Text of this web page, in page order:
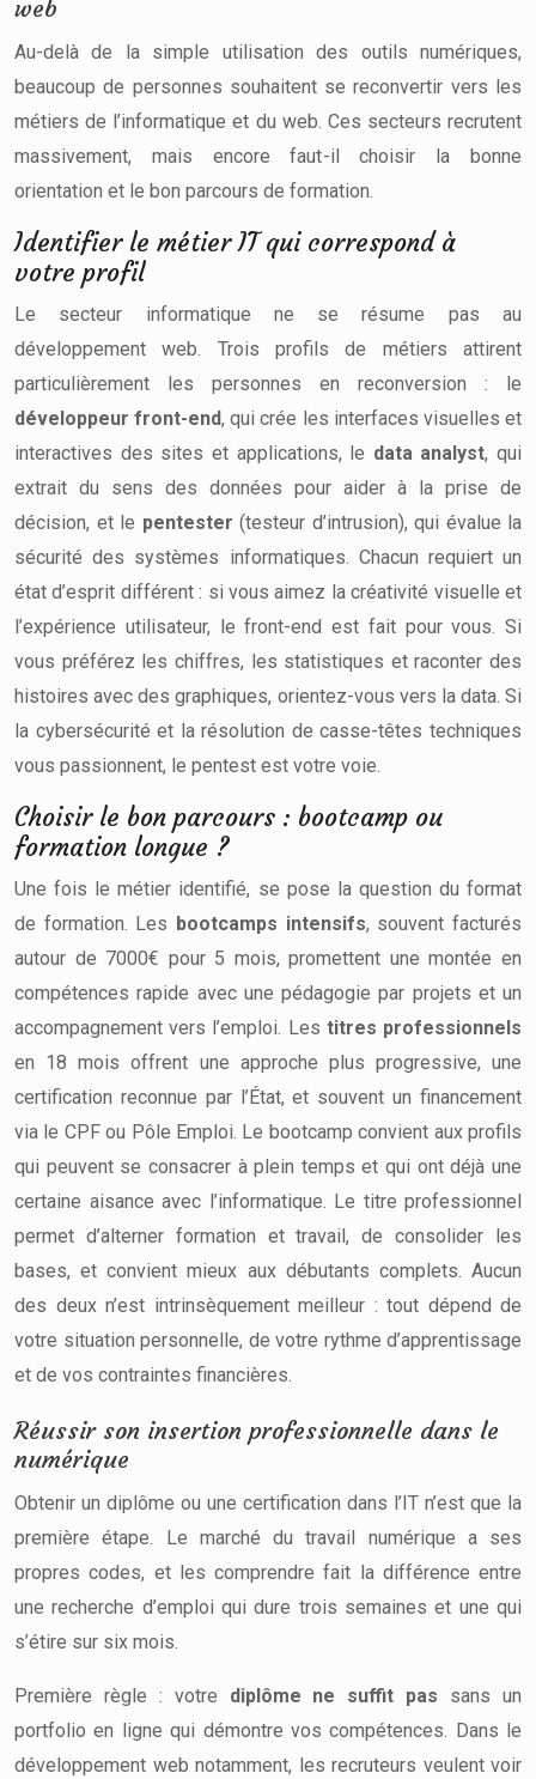
web
Au-delà de la simple utilisation des outils numériques,
beaucoup de personnes souhaitent se reconvertir vers les
métiers de l’informatique et du web. Ces secteurs recrutent
massivement, mais encore faut-il choisir la bonne
orientation et le bon parcours de formation.
Identifier le métier IT qui correspond à
votre profil
Le secteur informatique ne se résume pas au
développement web. Trois profils de métiers attirent
particulièrement les personnes en reconversion : le
développeur front-end, qui crée les interfaces visuelles et
interactives des sites et applications, le data analyst, qui
extrait du sens des données pour aider à la prise de
décision, et le pentester (testeur d’intrusion), qui évalue la
sécurité des systèmes informatiques. Chacun requiert un
état d’esprit différent : si vous aimez la créativité visuelle et
l’expérience utilisateur, le front-end est fait pour vous. Si
vous préférez les chiffres, les statistiques et raconter des
histoires avec des graphiques, orientez-vous vers la data. Si
la cybersécurité et la résolution de casse-têtes techniques
vous passionnent, le pentest est votre voie.
Choisir le bon parcours : bootcamp ou
formation longue ?
Une fois le métier identifié, se pose la question du format
de formation. Les bootcamps intensifs, souvent facturés
autour de 7000€ pour 5 mois, promettent une montée en
compétences rapide avec une pédagogie par projets et un
accompagnement vers l’emploi. Les titres professionnels
en 18 mois offrent une approche plus progressive, une
certification reconnue par l’État, et souvent un financement
via le CPF ou Pôle Emploi. Le bootcamp convient aux profils
qui peuvent se consacrer à plein temps et qui ont déjà une
certaine aisance avec l’informatique. Le titre professionnel
permet d’alterner formation et travail, de consolider les
bases, et convient mieux aux débutants complets. Aucun
des deux n’est intrinsèquement meilleur : tout dépend de
votre situation personnelle, de votre rythme d’apprentissage
et de vos contraintes financières.
Réussir son insertion professionnelle dans le
numérique
Obtenir un diplôme ou une certification dans l’IT n’est que la
première étape. Le marché du travail numérique a ses
propres codes, et les comprendre fait la différence entre
une recherche d’emploi qui dure trois semaines et une qui
s’étire sur six mois.
Première règle : votre diplôme ne suffit pas sans un
portfolio en ligne qui démontre vos compétences. Dans le
développement web notamment, les recruteurs veulent voir